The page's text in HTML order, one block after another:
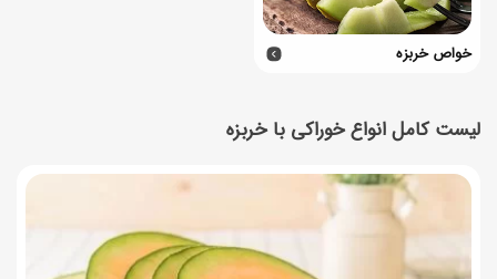
خواص خربزه
لیست کامل انواع خوراکی با خربزه